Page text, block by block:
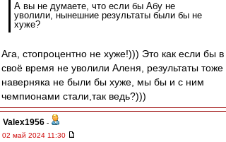
А вы не думаете, что если бы Абу не
уволили, нынешние результаты были бы не
хуже?
Ага, стопроцентно не хуже!))) Это как если бы в
своё время не уволили Аленя, результаты тоже
наверняка не были бы хуже, мы бы и с ним
чемпионами стали,так ведь?)))
Valex1956 -
02 май 2024 11:30